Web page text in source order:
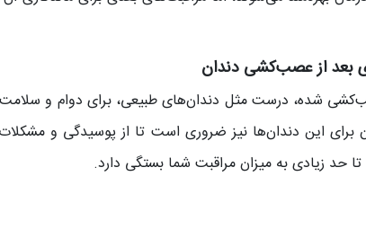
بعد از عصب‌کشی دندان
شده، درست مثل دندان‌های طبیعی، برای دوام و سلامت
برای این دندان‌ها نیز ضروری است تا از پوسیدگی و
زیادی به میزان مراقبت شما بستگی دارد.